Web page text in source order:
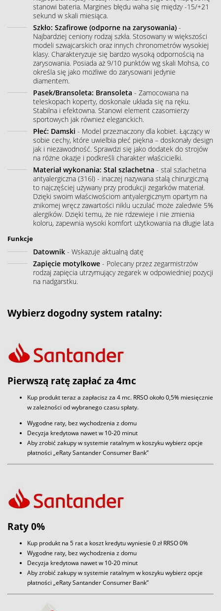
stanowi bateria. Margines błędu waha się między -15/+21
sekund w skali miesiąca.
Szkło: Szafirowe (odporne na zarysowania) -
Najbardziej ceniony rodzaj szkła. Stosowany w większości
modeli szwajcarskich oraz innych chronometrów wysokiej
klasy. Charakteryzuje się bardzo wysoką odpornością na
zarysowania. Posiada aż 9/10 punktów wg skali Mohsa, co
określa się jako możliwe do zarysowani jedynie
diamentem.
Pasek/Bransoleta: Bransoleta - Zamocowana na
teleskopach koperty, doskonale układa się na ręku.
Stabilna i efektowna. Stanowi element czasomierzy
sportowych jak również eleganckich.
Płeć: Damski - Model przeznaczony dla kobiet. Łączący w
sobie cechy, które uwielbia płeć piękna – doskonały design
jak i niezawodność. Sprawdzi się jako dodatek do strojów
na różne okazje i podkreśli charakter właścicielki.
Materiał wykonania: Stal szlachetna - stal szlachetna
antyalergiczna (316l) - inaczej nazywana stalą chirurgiczną
to najczęściej używany przy produkcji zegarków materiał.
Dzięki swoim właściwościom antyalergicznym opartym na
znikomej wręcz zawartości niklu uczulać może zaledwie 5%
alergików. Dzięki temu, że nie rdzewieje i nie zmienia
koloru, zapewnia wysoki komfort użytkowania na długie lata
Funkcje
Datownik - Wskazuje aktualną datę
Zapięcie motylkowe - Polecany przez zegarmistrzów
rodzaj zapięcia utrzymujący zegarek w odpowiedniej pozycji
na nadgarstku.
Wybierz dogodny system ratalny:
Pierwszą ratę zapłać za 4mc
Kup produkt teraz a zapłacisz za 4 mc. RRSO około 0,5% miesięcznie
w zależności od wybranego czasu spłaty.
Wygodne raty, bez wychodzenia z domu
Decyzja kredytowa nawet w 10-20 minut
Aby zrobić zakupy w systemie ratalnym w koszyku wybierz opcje
płatności „eRaty Santander Consumer Bank”
Raty 0%
Kup produkt na 5 rat a koszt kredytu wyniesie 0 zł RRSO 0%
Wygodne raty, bez wychodzenia z domu
Decyzja kredytowa nawet w 10-20 minut
Aby zrobić zakupy w systemie ratalnym w koszyku wybierz opcje
płatności „eRaty Santander Consumer Bank”